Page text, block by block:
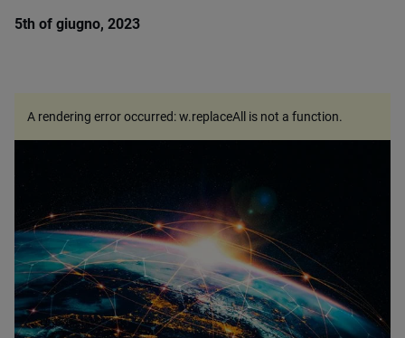
5th of giugno, 2023
A rendering error occurred:w.replaceAll is not a function.